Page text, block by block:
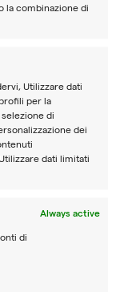
la combinazione di
Utilizzare dati
per la
di
dei
dati limitati
Always active
di